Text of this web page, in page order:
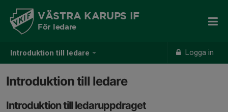
Introduktion till ledare Logga in
VÄSTRA KARUPS IF
För ledare
Introduktion till ledare
Introduktion till ledaruppdraget